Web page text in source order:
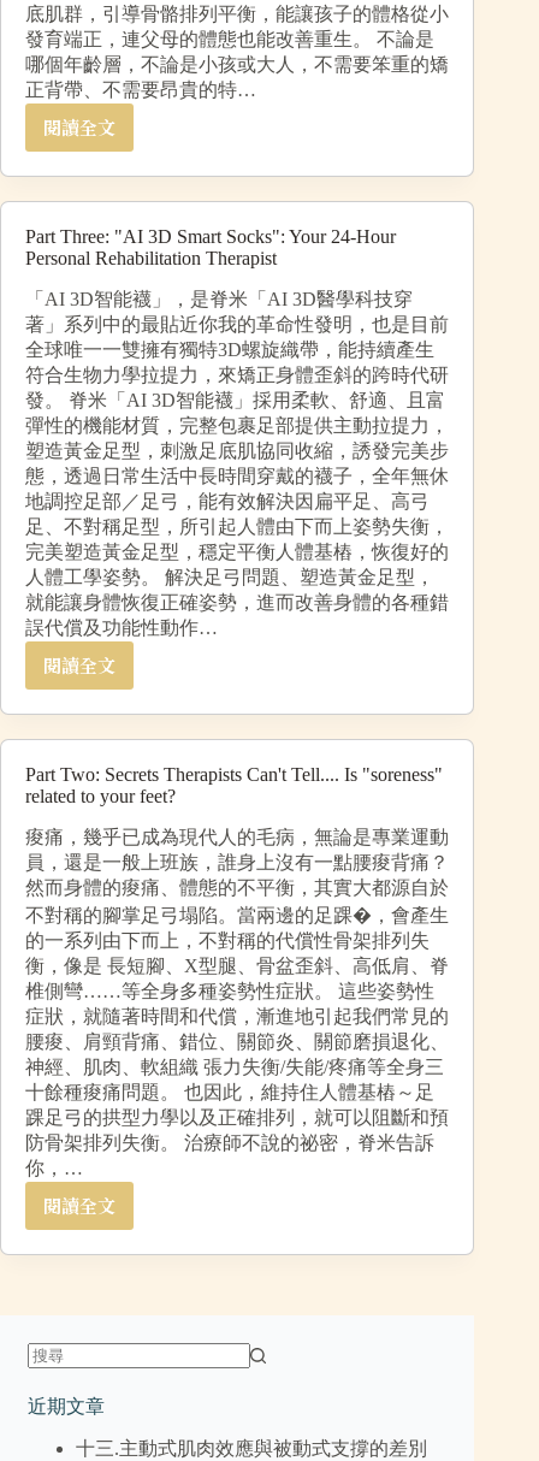
底肌群，引導骨骼排列平衡，能讓孩子的體格從小
發育端正，連父母的體態也能改善重生。 不論是
哪個年齡層，不論是小孩或大人，不需要笨重的矯
正背帶、不需要昂貴的特…
閱讀全文
Part Three: "AI 3D Smart Socks": Your 24-Hour
Personal Rehabilitation Therapist
「AI 3D智能襪」，是脊米「AI 3D醫學科技穿
著」系列中的最貼近你我的革命性發明，也是目前
全球唯一一雙擁有獨特3D螺旋織帶，能持續產生
符合生物力學拉提力，來矯正身體歪斜的跨時代研
發。 脊米「AI 3D智能襪」採用柔軟、舒適、且富
彈性的機能材質，完整包裹足部提供主動拉提力，
塑造黃金足型，刺激足底肌協同收縮，誘發完美步
態，透過日常生活中長時間穿戴的襪子，全年無休
地調控足部／足弓，能有效解決因扁平足、高弓
足、不對稱足型，所引起人體由下而上姿勢失衡，
完美塑造黃金足型，穩定平衡人體基樁，恢復好的
人體工學姿勢。 解決足弓問題、塑造黃金足型，
就能讓身體恢復正確姿勢，進而改善身體的各種錯
誤代償及功能性動作…
閱讀全文
Part Two: Secrets Therapists Can't Tell.... Is "soreness"
related to your feet?
痠痛，幾乎已成為現代人的毛病，無論是專業運動
員，還是一般上班族，誰身上沒有一點腰痠背痛？
然而身體的痠痛、體態的不平衡，其實大都源自於
不對稱的腳掌足弓塌陷。當兩邊的足踝�，會產生
的一系列由下而上，不對稱的代償性骨架排列失
衡，像是 長短腳、X型腿、骨盆歪斜、高低肩、脊
椎側彎……等全身多種姿勢性症狀。 這些姿勢性
症狀，就隨著時間和代償，漸進地引起我們常見的
腰痠、肩頸背痛、錯位、關節炎、關節磨損退化、
神經、肌肉、軟組織 張力失衡/失能/疼痛等全身三
十餘種痠痛問題。 也因此，維持住人體基樁～足
踝足弓的拱型力學以及正確排列，就可以阻斷和預
防骨架排列失衡。 治療師不說的祕密，脊米告訴
你，…
閱讀全文
近期文章
十三.主動式肌肉效應與被動式支撐的差別